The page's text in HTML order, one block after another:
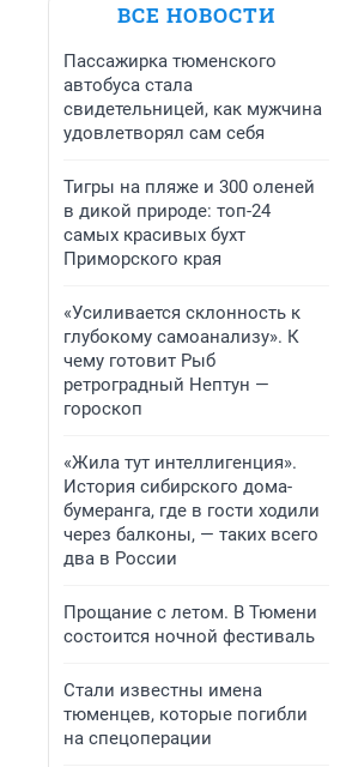
ВСЕ НОВОСТИ
Пассажирка тюменского
автобуса стала
свидетельницей, как мужчина
удовлетворял сам себя
Тигры на пляже и 300 оленей
в дикой природе: топ-24
самых красивых бухт
Приморского края
«Усиливается склонность к
глубокому самоанализу». К
чему готовит Рыб
ретроградный Нептун —
гороскоп
«Жила тут интеллигенция».
История сибирского дома-
бумеранга, где в гости ходили
через балконы, — таких всего
два в России
Прощание с летом. В Тюмени
состоится ночной фестиваль
Стали известны имена
тюменцев, которые погибли
на спецоперации